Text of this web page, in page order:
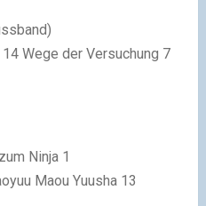
Wege der Versuchung 7
Ninja 1
Maou Yuusha 13